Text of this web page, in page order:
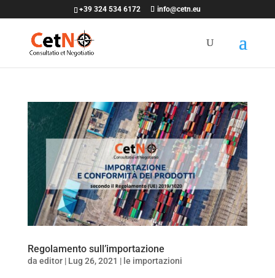
+39 324 534 6172 info@cetn.eu
Regolamento sull’importazione
da editor| Lug 26, 2021 | le importazioni